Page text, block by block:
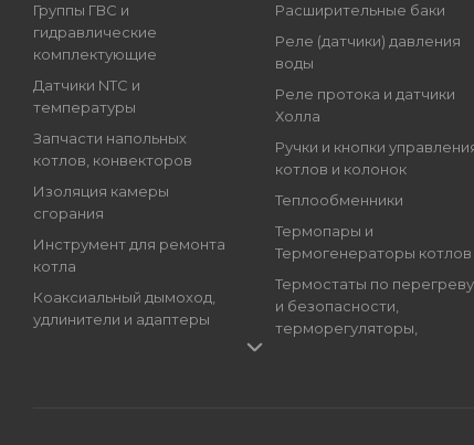
Группы ГВС и
гидравлические
комплектующие
Датчики NTC и
температуры
Запчасти напольных
котлов, конвекторов
Изоляция камеры
сгорания
Инструмент для ремонта
котла
Коаксиальный дымоход,
удлинители и адаптеры
Расширительные баки
Реле (датчики) давления
воды
Реле протока и датчики
Холла
Ручки и кнопки
котлов и колонок
Теплообменники
Термопары и
Термогенераторы котлов
Термостаты по перегреву
и безопасности,
терморегуляторы,